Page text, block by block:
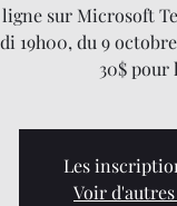
sur Microsoft
19h00, du 9
30$ pour
Les
Voir